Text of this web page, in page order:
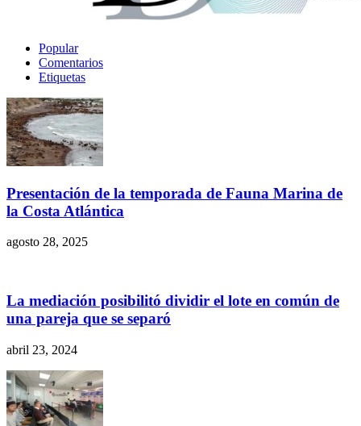
Popular
Comentarios
Etiquetas
Presentación de la temporada de Fauna Marina de
la Costa Atlántica
agosto 28, 2025
La mediación posibilitó dividir el lote en común de
una pareja que se separó
abril 23, 2024